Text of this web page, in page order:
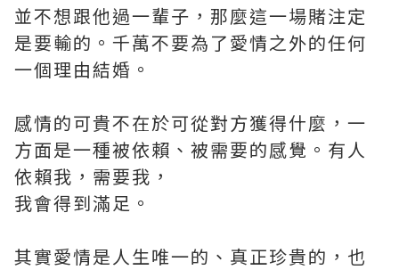
並不想跟他過一輩子，那麼這一場賭注定
是要輸的。千萬不要為了愛情之外的任何
一個理由結婚。
感情的可貴不在於可從對方獲得什麼，一
方面是一種被依賴、被需要的感覺。有人
依賴我，需要我，
我會得到滿足。
其實愛情是人生唯一的、真正珍貴的，也